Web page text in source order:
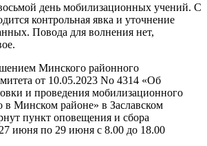
день мобилизационных учений. С
контрольная явка и уточнение
Повода для волнения нет,
Минского районного
от 10.05.2023 No 4314 «Об
и проведения мобилизационного
в Минском районе» в Заславском
пункт оповещения и сбора
июня по 29 июня с 8.00 до 18.00